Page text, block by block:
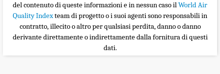
del contenuto di queste informazioni e in nessun caso ilWorld Air
Quality Indexteam di progetto o i suoi agenti sono responsabili in
contratto, illecito o altro per qualsiasi perdita, danno o danno
derivante direttamente o indirettamente dalla fornitura di questi
dati.